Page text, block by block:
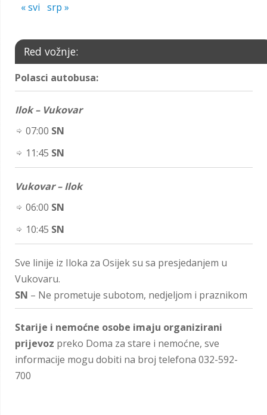
« svi srp »
Red vožnje:
Polasci autobusa:
Ilok – Vukovar
07:00 SN
11:45 SN
Vukovar – Ilok
06:00 SN
10:45 SN
Sve linije iz Iloka za Osijek su sa presjedanjem u
Vukovaru.
SN – Ne prometuje subotom, nedjeljom i praznikom
Starije i nemoćne osobe imaju organizirani
prijevoz preko Doma za stare i nemoćne, sve
informacije mogu dobiti na broj telefona 032-592-
700